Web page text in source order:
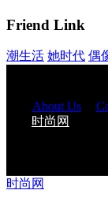
Friend Link
潮生活 她时代 偶
About Us|
时尚网
时尚网